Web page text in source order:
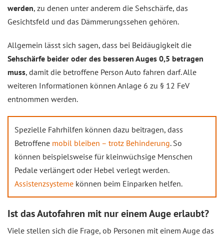
werden, zu denen unter anderem die Sehschärfe, das
Gesichtsfeld und das Dämmerungssehen gehören.
Allgemein lässt sich sagen, dass bei Beidäugigkeit die
Sehschärfe beider oder des besseren Auges 0,5 betragen
muss, damit die betroffene Person Auto fahren darf. Alle
weiteren Informationen können Anlage 6 zu § 12 FeV
entnommen werden.
Spezielle Fahrhilfen können dazu beitragen, dass
Betroffene mobil bleiben – trotz Behinderung. So
können beispielsweise für kleinwüchsige Menschen
Pedale verlängert oder Hebel verlegt werden.
Assistenzsysteme können beim Einparken helfen.
Ist das Autofahren mit nur einem Auge erlaubt?
Viele stellen sich die Frage, ob Personen mit einem Auge das